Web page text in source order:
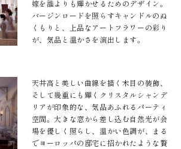
嫁を誰よりも輝かせるためのデザイン。
バージンロードを照らすキャンドルのぬ
くもりと、上品なアートフラワーの彩り
が、気品と温かさを演出します。
天井高と美しい曲線を描く木目の装飾、
そして幾重にも輝くクリスタルシャンデ
リアが印象的な、気品あふれるパーティ
空間。大きな窓から差し込む自然光が会
場を優しく照らし、温かい色調が、まる
でヨーロッパの邸宅に招かれたような贅